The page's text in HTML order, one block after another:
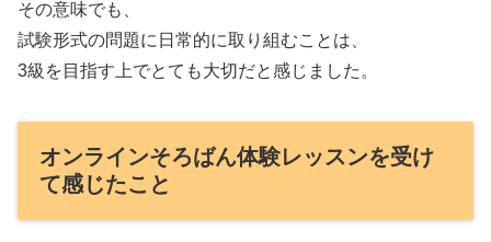
その意味でも、
試験形式の問題に日常的に取り組むことは、
3級を目指す上でとても大切だと感じました。
オンラインそろばん体験レッスンを受け
て感じたこと